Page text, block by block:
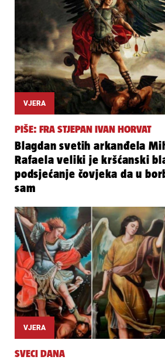
VJERA
PIŠE: FRA STJEPAN IVAN HORVAT
Blagdan svetih arkanđela
Rafaela veliki je kršćanski
podsjećanje čovjeka da u
sam
VJERA
SVECI DANA